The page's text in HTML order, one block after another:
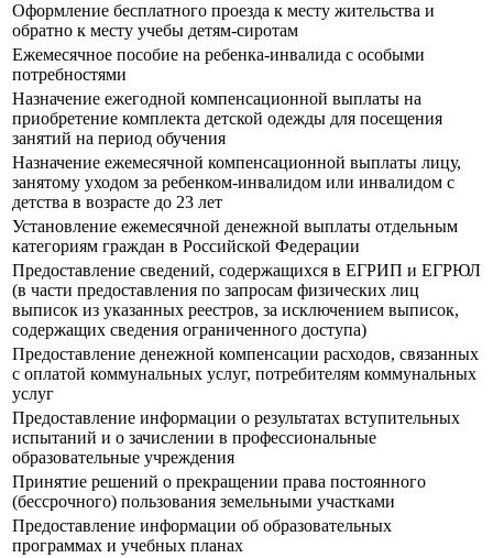
Оформление бесплатного проезда к месту жительства и
обратно к месту учебы детям-сиротам
Ежемесячное пособие на ребенка-инвалида с особыми
потребностями
Назначение ежегодной компенсационной выплаты на
приобретение комплекта детской одежды для посещения
занятий на период обучения
Назначение ежемесячной компенсационной выплаты лицу,
занятому уходом за ребенком-инвалидом или инвалидом с
детства в возрасте до 23 лет
Установление ежемесячной денежной выплаты отдельным
категориям граждан в Российской Федерации
Предоставление сведений, содержащихся в ЕГРИП и ЕГРЮЛ
(в части предоставления по запросам физических лиц
выписок из указанных реестров, за исключением выписок,
содержащих сведения ограниченного доступа)
Предоставление денежной компенсации расходов, связанных
с оплатой коммунальных услуг, потребителям коммунальных
услуг
Предоставление информации о результатах вступительных
испытаний и о зачислении в профессиональные
образовательные учреждения
Принятие решений о прекращении права постоянного
(бессрочного) пользования земельными участками
Предоставление информации об образовательных
программах и учебных планах